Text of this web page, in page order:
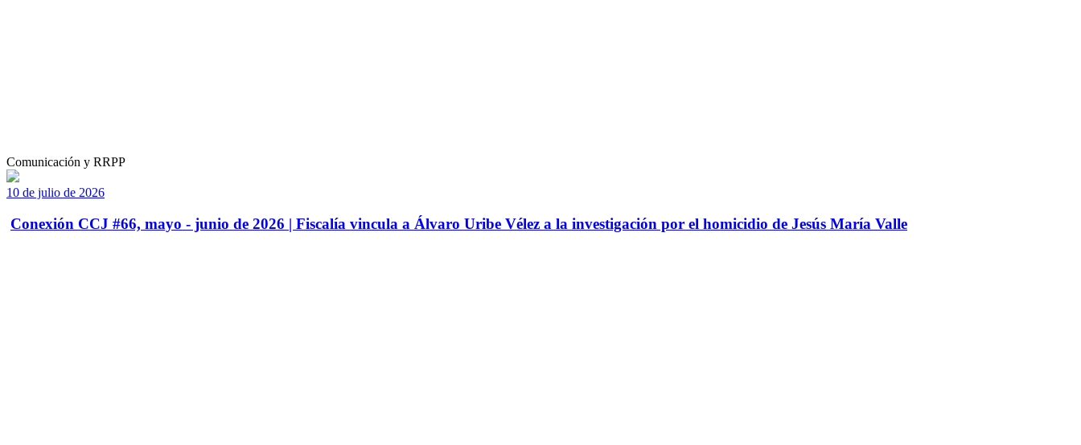
Comunicación y RRPP
10 de julio de 2026
Conexión CCJ #66, mayo - junio de 2026 | Fiscalía vincula a Álvaro Uribe Vélez a la investigación por el homicidio de Jesús María Valle